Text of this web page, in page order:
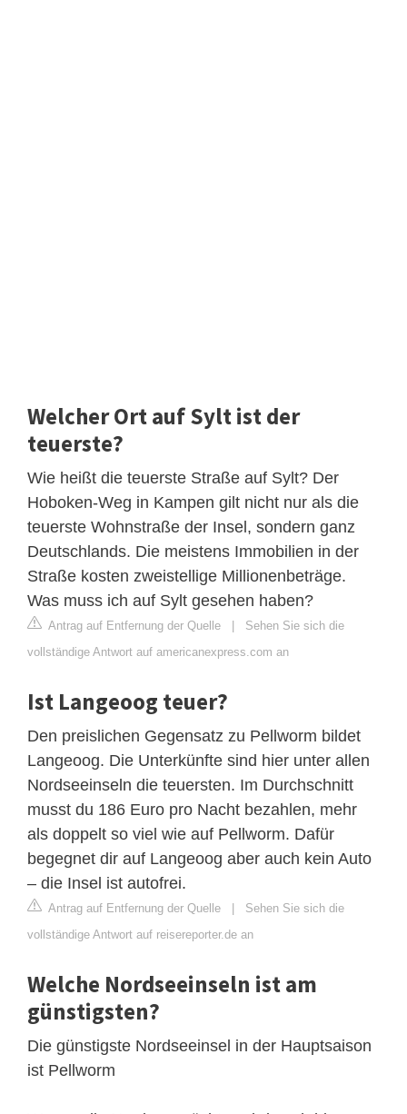
Welcher Ort auf Sylt ist der
teuerste?
Wie heißt die teuerste Straße auf Sylt? Der
Hoboken-Weg in Kampen gilt nicht nur als die
teuerste Wohnstraße der Insel, sondern ganz
Deutschlands. Die meistens Immobilien in der
Straße kosten zweistellige Millionenbeträge.
Was muss ich auf Sylt gesehen haben?
Antrag auf Entfernung der Quelle | Sehen Sie sich die
vollständige Antwort auf americanexpress.com an
Ist Langeoog teuer?
Den preislichen Gegensatz zu Pellworm bildet
Langeoog. Die Unterkünfte sind hier unter allen
Nordseeinseln die teuersten. Im Durchschnitt
musst du 186 Euro pro Nacht bezahlen, mehr
als doppelt so viel wie auf Pellworm. Dafür
begegnet dir auf Langeoog aber auch kein Auto
– die Insel ist autofrei.
Antrag auf Entfernung der Quelle | Sehen Sie sich die
vollständige Antwort auf reisereporter.de an
Welche Nordseeinseln ist am
günstigsten?
Die günstigste Nordseeinsel in der Hauptsaison
ist Pellworm